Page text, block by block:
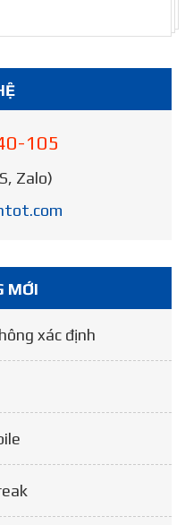
105
Zalo)
MỚI
xác định